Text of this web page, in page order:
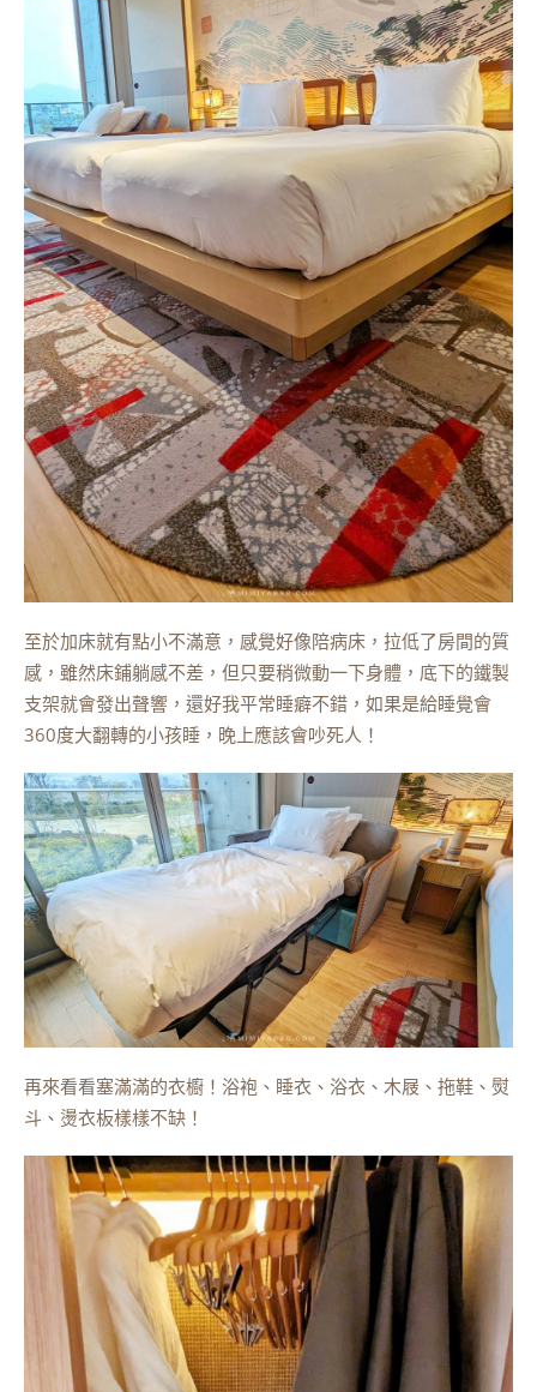
至於加床就有點小不滿意，感覺好像陪病床，拉低了房間的質
感，雖然床鋪躺感不差，但只要稍微動一下身體，底下的鐵製
支架就會發出聲響，還好我平常睡癖不錯，如果是給睡覺會
360度大翻轉的小孩睡，晚上應該會吵死人！
再來看看塞滿滿的衣櫥！浴袍、睡衣、浴衣、木屐、拖鞋、熨
斗、燙衣板樣樣不缺！